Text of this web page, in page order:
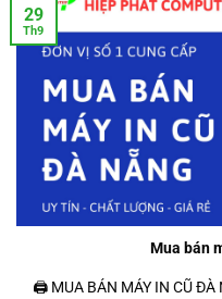
Mua bán
🖨️ MUA BÁN MÁY IN CŨ ĐÀ
29
Th9